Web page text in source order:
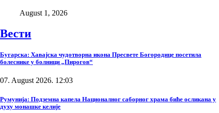
August 1, 2026
Вести
Бугарска: Хавајска чудотворна икона Пресвете Богородице посетила
болеснике у болници „Пирогов“
07. August 2026. 12:03
Румунија: Подземна капела Националног саборног храма биће осликана у
духу монашке келије